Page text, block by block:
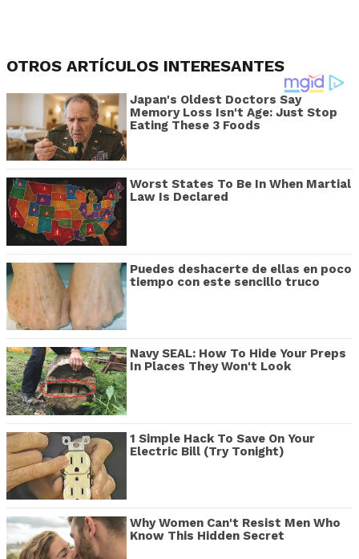
OTROS ARTÍCULOS INTERESANTES
Japan's Oldest Doctors Say
Memory Loss Isn't Age: Just Stop
Eating These 3 Foods
Worst States To Be In When Martial
Law Is Declared
Puedes deshacerte de ellas en poco
tiempo con este sencillo truco
Navy SEAL: How To Hide Your Preps
In Places They Won't Look
1 Simple Hack To Save On Your
Electric Bill (Try Tonight)
Why Women Can't Resist Men Who
Know This Hidden Secret